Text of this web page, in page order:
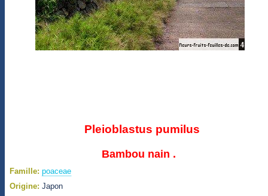
Pleioblastus pumilus
Bambou nain .
Famille: poaceae
Origine: Japon